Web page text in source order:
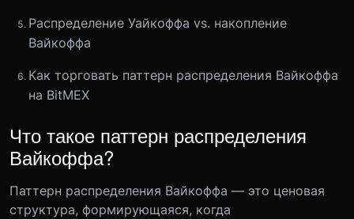
Распределение Уайкоффа vs. накопление
Вайкоффа
Как торговать паттерн распределения Вайкоффа
на BitMEX
Что такое паттерн распределения
Вайкоффа?
Паттерн распределения Вайкоффа — это ценовая
структура, формирующаяся, когда